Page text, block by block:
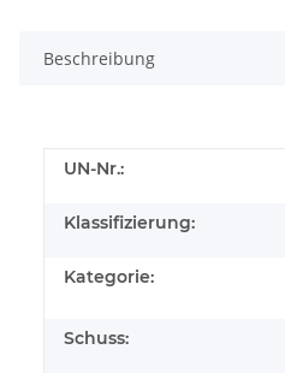
Beschreibung
UN-Nr.:
Klassifizierung:
Kategorie:
Schuss: